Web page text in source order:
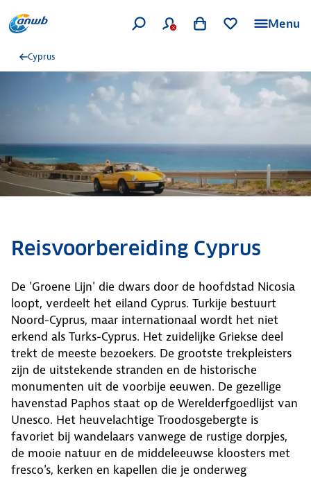
Menu
Cyprus
Reisvoorbereiding Cyprus
De 'Groene Lijn' die dwars door de hoofdstad Nicosia
loopt, verdeelt het eiland Cyprus. Turkije bestuurt
Noord-Cyprus, maar internationaal wordt het niet
erkend als Turks-Cyprus. Het zuidelijke Griekse deel
trekt de meeste bezoekers. De grootste trekpleisters
zijn de uitstekende stranden en de historische
monumenten uit de voorbije eeuwen. De gezellige
havenstad Paphos staat op de Werelderfgoedlijst van
Unesco. Het heuvelachtige Troodosgebergte is
favoriet bij wandelaars vanwege de rustige dorpjes,
de mooie natuur en de middeleeuwse kloosters met
fresco's, kerken en kapellen die je onderweg